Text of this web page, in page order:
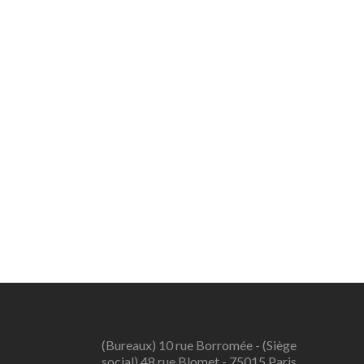
(Bureaux) 10 rue Borromée - (Siège